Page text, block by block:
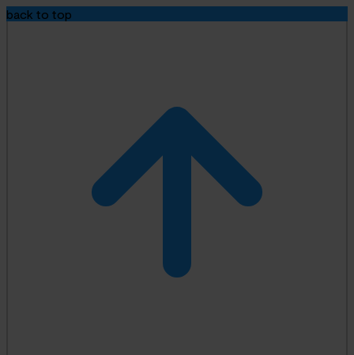
back to top